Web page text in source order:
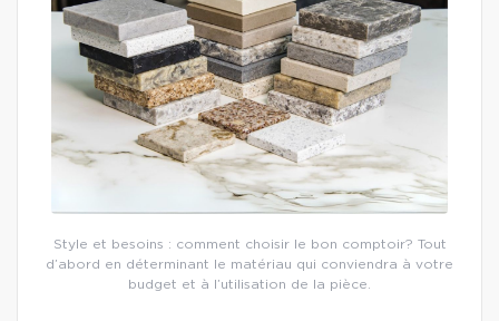
Style et besoins : comment choisir le bon comptoir? Tout
d’abord en déterminant le matériau qui conviendra à votre
budget et à l’utilisation de la pièce.